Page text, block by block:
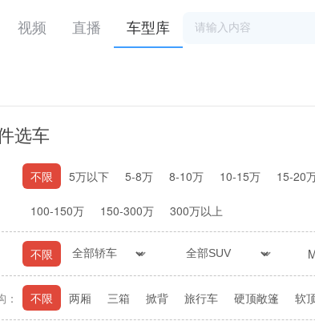
视频 直播 车型库
选车
不限 5万以下 5-8万 8-10万 10-15万 15-20
100-150万 150-300万 300万以上
不限
不限 两厢 三箱 掀背 旅行车 硬顶敞篷 软